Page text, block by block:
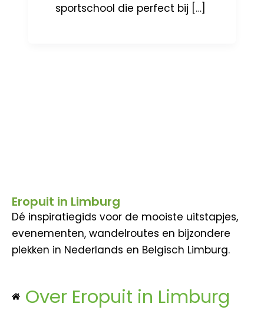
sportschool die perfect bij […]
Eropuit in Limburg
Dé inspiratiegids voor de mooiste uitstapjes,
evenementen, wandelroutes en bijzondere
plekken in Nederlands en Belgisch Limburg.
Over Eropuit in Limburg